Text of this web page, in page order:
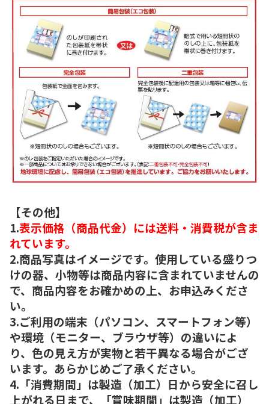
【その他】
1.表示価格（商品代金）には送料・消費税が含ま
れています。
2.商品写真はイメージです。使用している盛りつ
けの器、小物等は商品内容に含まれていませんの
で、商品内容をお確かめの上、お申込みくださ
い。
3.ご利用の端末（パソコン、スマートフォン等）
や環境（モニター、ブラウザ等）の違いによ
り、色の見え方が実物と若干異なる場合がござ
います。あらかじめご了承ください。
4.「消費期間」は製造（加工）日から安全に召し
上がれる日まで、「賞味期間」は製造（加工）